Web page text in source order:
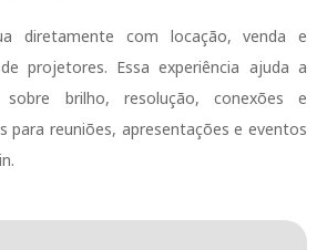
diretamente com locação, venda e
projetores. Essa experiência ajuda a
brilho, resolução, conexões e
para reuniões, apresentações e eventos